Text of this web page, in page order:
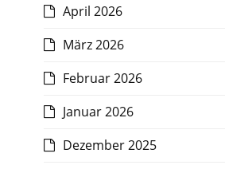
April 2026
März 2026
Februar 2026
Januar 2026
Dezember 2025